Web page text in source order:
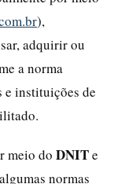
),
adquirir ou
a norma
e instituições de
meio do DNITe
normas